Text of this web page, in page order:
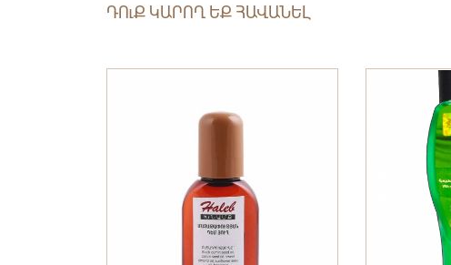
ԴՈւՔ ԿԱՐՈՂ ԵՔ ՀԱՎԱՆԵԼ